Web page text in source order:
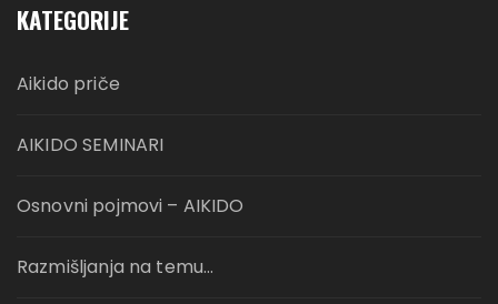
KATEGORIJE
Aikido priče
AIKIDO SEMINARI
Osnovni pojmovi – AIKIDO
Razmišljanja na temu…